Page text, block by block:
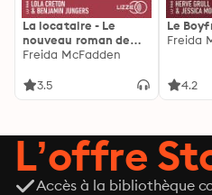
La locataire - Le
nouveau roman de
l'autrice de La femme
Freida McFadden
3.5
Le
Freida
4.2
L’offre
Accès à la bibliothèque